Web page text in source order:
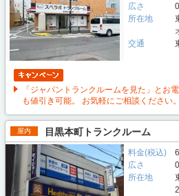
広さ
所在地
交通
「ジャパントランクルームを見た」とお
も値引き可能。 お気軽にご相談ください。
屋内 目黒本町トランクルーム
料金(税込)
広さ
所在地